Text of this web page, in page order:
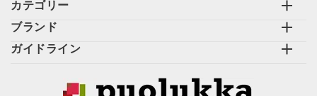
カテゴリー
ブランド
ガイドライン